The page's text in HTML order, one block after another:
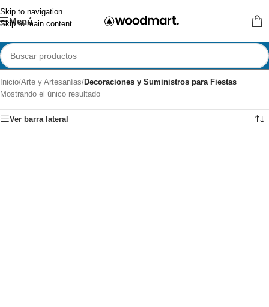
Skip to navigation
Skip to main content
Menú
Inicio/Arte y Artesanías/Decoraciones y Suministros para Fiestas
Mostrando el único resultado
Ver barra lateral